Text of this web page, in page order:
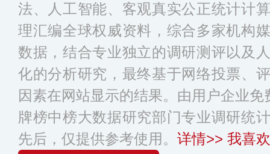
法、人工智能、客观真实公正统计计
理汇编全球权威资料，综合多家机构
数据，结合专业独立的调研测评以及
化的分析研究，最终基于网络投票、
因素在网站显示的结果。由用户企业
牌榜中榜大数据研究部门专业调研统
先后，仅提供参考使用。 详情>> 我喜